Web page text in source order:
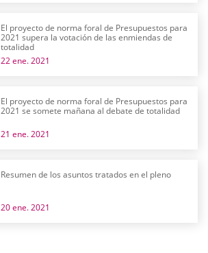
El proyecto de norma foral de Presupuestos para
2021 supera la votación de las enmiendas de
totalidad
22 ene. 2021
El proyecto de norma foral de Presupuestos para
2021 se somete mañana al debate de totalidad
21 ene. 2021
Resumen de los asuntos tratados en el pleno
20 ene. 2021